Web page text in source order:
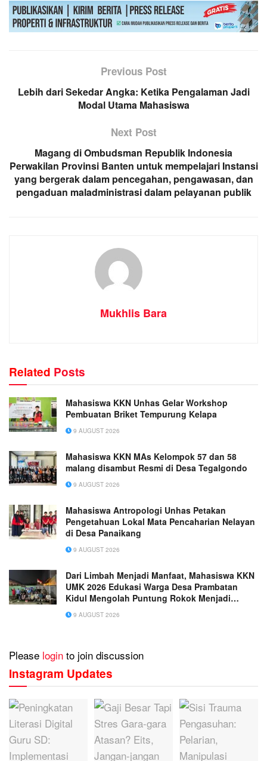
Previous Post
Lebih dari Sekedar Angka: Ketika Pengalaman Jadi
Modal Utama Mahasiswa
Next Post
Magang di Ombudsman Republik Indonesia
Perwakilan Provinsi Banten untuk mempelajari Instansi
yang bergerak dalam pencegahan, pengawasan, dan
pengaduan maladministrasi dalam pelayanan publik
Mukhlis Bara
Related Posts
Mahasiswa KKN Unhas Gelar Workshop
Pembuatan Briket Tempurung Kelapa
9 AUGUST 2026
Mahasiswa KKN MAs Kelompok 57 dan 58
malang disambut Resmi di Desa Tegalgondo
9 AUGUST 2026
Mahasiswa Antropologi Unhas Petakan
Pengetahuan Lokal Mata Pencaharian Nelayan
di Desa Panaikang
9 AUGUST 2026
Dari Limbah Menjadi Manfaat, Mahasiswa KKN
UMK 2026 Edukasi Warga Desa Prambatan
Kidul Mengolah Puntung Rokok Menjadi
Biopestisida Ramah Lingkungan
9 AUGUST 2026
Please login to join discussion
Instagram Updates